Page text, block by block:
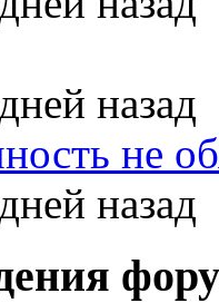
назад
не
назад